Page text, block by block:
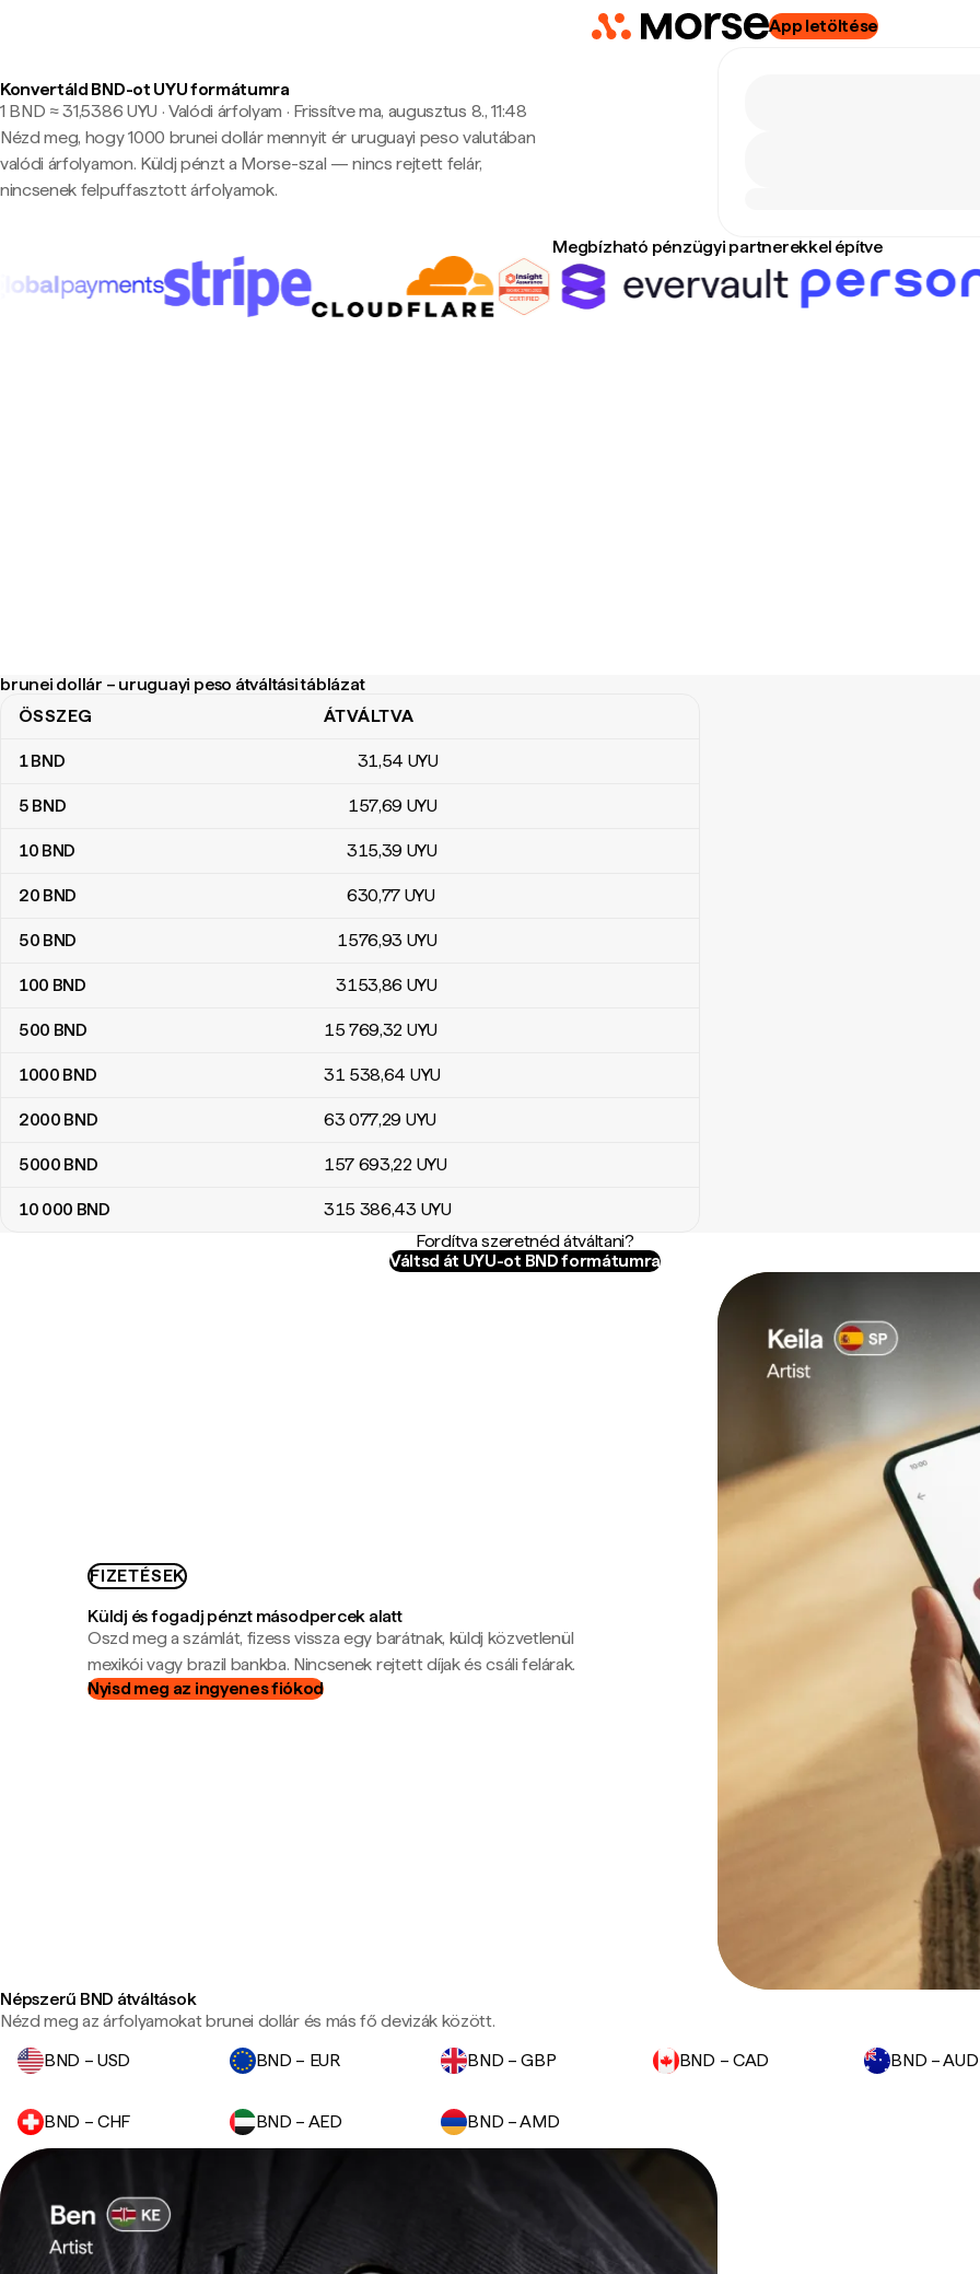
App letöltése
Konvertáld BND-ot UYU formátumra
1 BND ≈ 31,5386 UYU · Valódi árfolyam · Frissítve ma, augusztus 8., 11:48
Nézd meg, hogy 1000 brunei dollár mennyit ér uruguayi peso valutában
valódi árfolyamon. Küldj pénzt a Morse-szal — nincs rejtett felár,
nincsenek felpuffasztott árfolyamok.
Megbízható pénzügyi partnerekkel építve
brunei dollár – uruguayi peso átváltási táblázat
brunei dollár – uruguayi peso átváltási táblázat
ÖSSZEG ÁTVÁLTVA
1BND 31,54 UYU
5 BND 157,69 UYU
10 BND 315,39 UYU
20 BND 630,77 UYU
50 BND 1576,93 UYU
100 BND 3153,86 UYU
500 BND 15 769,32 UYU
1000 BND 31 538,64 UYU
2000 BND 63 077,29 UYU
5000 BND 157 693,22 UYU
10 000 BND 315 386,43 UYU
Fordítva szeretnéd átváltani?
Váltsd át UYU-ot BND formátumra
FIZETÉSEK
Küldj és fogadj pénzt másodpercek alatt
Oszd meg a számlát, fizess vissza egy barátnak, küldj közvetlenül
mexikói vagy brazil bankba. Nincsenek rejtett díjak és csáli felárak.
Nyisd meg az ingyenes fiókod
Népszerű BND átváltások
Nézd meg az árfolyamokat brunei dollár és más fő devizák között.
BND – USD
BND – EUR BND – GBP BND – CAD BND – AUD
BND – CHF BND – AED BND – AMD